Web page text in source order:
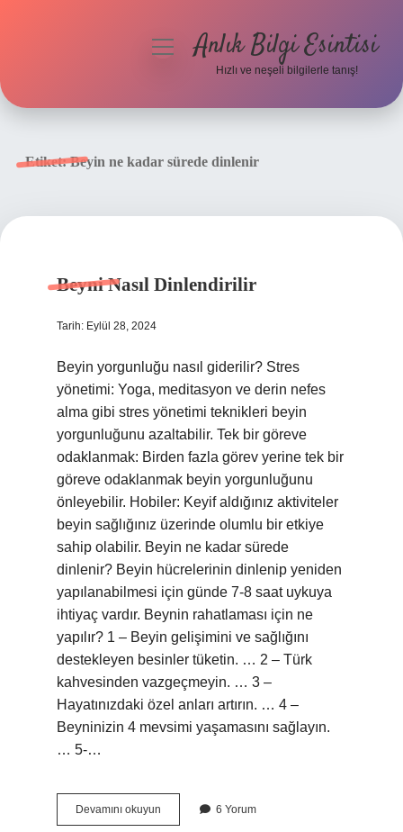
menüyüAnlık Bilgi Esintisi
Hızlı ve neşeli bilgilerle tanış!
Etiket:Beyin ne kadar sürede dinlenir
Beyni Nasıl Dinlendirilir
Tarih: Eylül 28, 2024
Beyin yorgunluğu nasıl giderilir? Stres
yönetimi: Yoga, meditasyon ve derin nefes
alma gibi stres yönetimi teknikleri beyin
yorgunluğunu azaltabilir. Tek bir göreve
odaklanmak: Birden fazla görev yerine tek bir
göreve odaklanmak beyin yorgunluğunu
önleyebilir. Hobiler: Keyif aldığınız aktiviteler
beyin sağlığınız üzerinde olumlu bir etkiye
sahip olabilir. Beyin ne kadar sürede
dinlenir? Beyin hücrelerinin dinlenip yeniden
yapılanabilmesi için günde 7-8 saat uykuya
ihtiyaç vardır. Beynin rahatlaması için ne
yapılır? 1 – Beyin gelişimini ve sağlığını
destekleyen besinler tüketin. … 2 – Türk
kahvesinden vazgeçmeyin. … 3 –
Hayatınızdaki özel anları artırın. … 4 –
Beyninizin 4 mevsimi yaşamasını sağlayın.
… 5-…
Devamını okuyun
Nasıl
6 Yorum